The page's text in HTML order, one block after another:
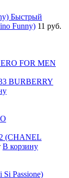
Быстрый
Funny) 11 руб.
BURBERRY
(CHANEL
В корзину